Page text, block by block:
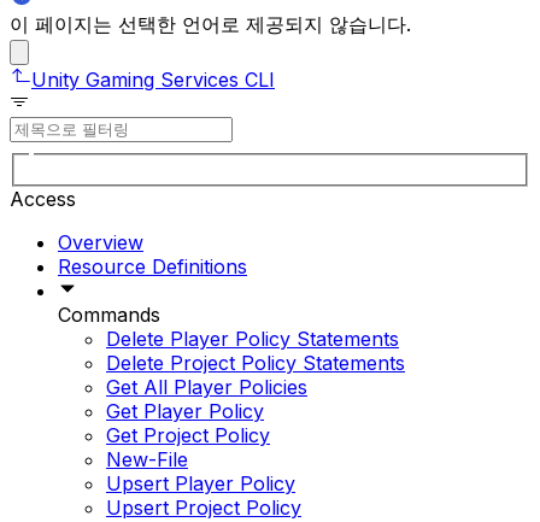
이 페이지는 선택한 언어로 제공되지 않습니다.
Unity Gaming Services CLI
Access
Overview
Resource Definitions
Commands
Delete Player Policy Statements
Delete Project Policy Statements
Get All Player Policies
Get Player Policy
Get Project Policy
New-File
Upsert Player Policy
Upsert Project Policy